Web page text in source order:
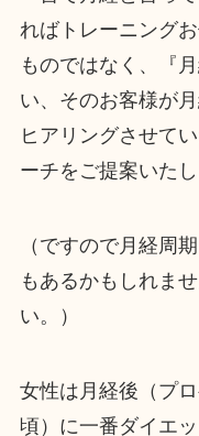
ればトレーニング
ものではなく、『
い、そのお客様が
ヒアリングさせて
ーチをご提案いたし
（ですので月経周
もあるかもしれま
い。）
女性は月経後（プ
頃）に一番ダイエ